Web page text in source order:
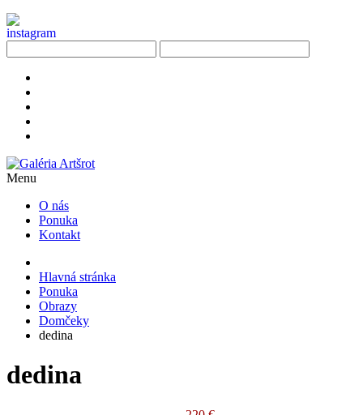
Menu
O nás
Ponuka
Kontakt
Hlavná stránka
Ponuka
Obrazy
Domčeky
dedina
dedina